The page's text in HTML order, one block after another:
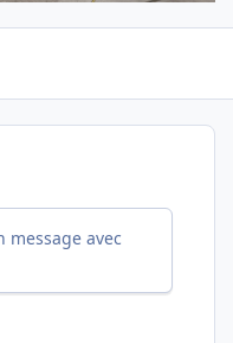
message avec